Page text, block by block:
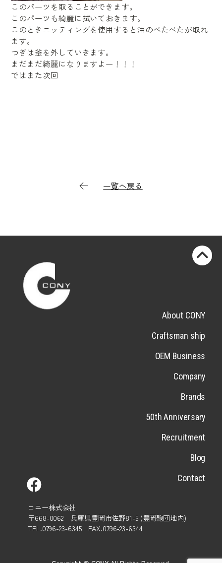
このパーツを取ることができます。
このパーツも綺麗に拭いておきます。
このときニッティングを使用すると油のべたべたが取れ
ます。
つぎは釜を外していきます。
まだまだ綺麗になりますよー！！！
ではまた次回
一覧へ戻る
About CONY
Craftsman ship
OEM Business
Company
Brands
50th Anniversary
Recruitment
Blog
Contact
コニー株式会社
〒668-0062 兵庫県豊岡市佐野81-5 (豊岡鞄団地内)
TEL.0796-23-6345 FAX.0796-23-6344